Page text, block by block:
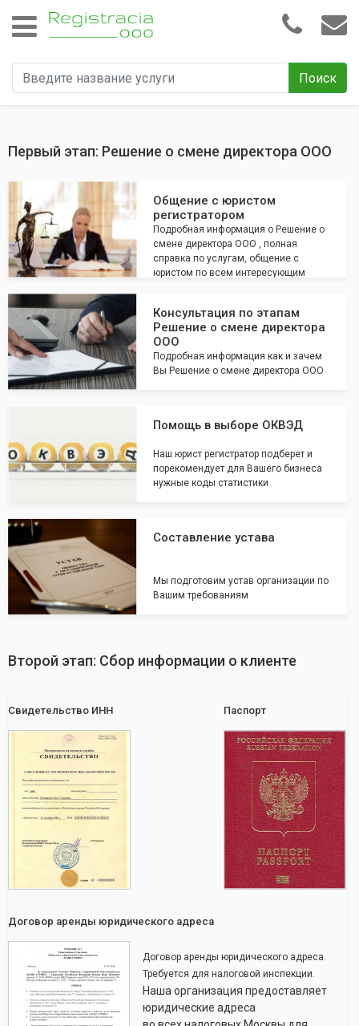
Поиск
Первый этап: Решение о смене директора ООО
Общение с юристом
регистратором
Подробная информация о Решение о
смене директора ООО , полная
справка по услугам, общение с
юристом по всем интересующим
Консультация по этапам
Решение о смене директора
ООО
Подробная информация как и зачем
Вы Решение о смене директора ООО
Помощь в выборе ОКВЭД
Наш юрист регистратор подберет и
порекомендует для Вашего бизнеса
нужные коды статистики
Составление устава
Мы подготовим устав организации по
Вашим требованиям
Второй этап: Сбор информации о клиенте
Свидетельство ИНН Паспорт
Договор аренды юридического адреса
Договор аренды юридического адреса.
Требуется для налоговой инспекции.
Наша организация предоставляет
юридические адреса